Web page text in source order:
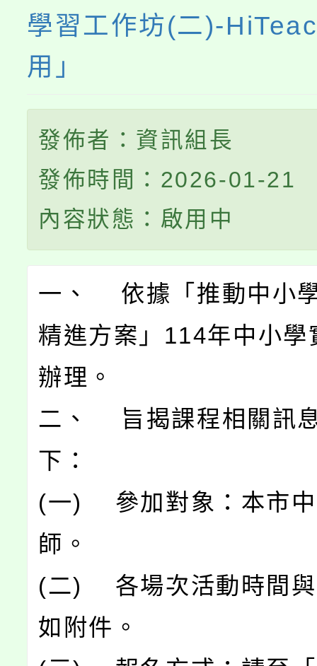
學習工作坊(二)-
用」
發佈者：資訊組長
發佈時間：2026-01-21
內容狀態：啟用中
一、 依據「推動中小
精進方案」114年中小學
辦理。
二、 旨揭課程相關訊
下：
(一) 參加對象：本市中
師。
(二) 各場次活動時間與
如附件。